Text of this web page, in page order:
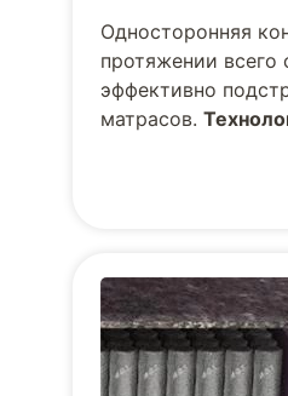
Односторонняя
протяжении
эффективно
матрасов.